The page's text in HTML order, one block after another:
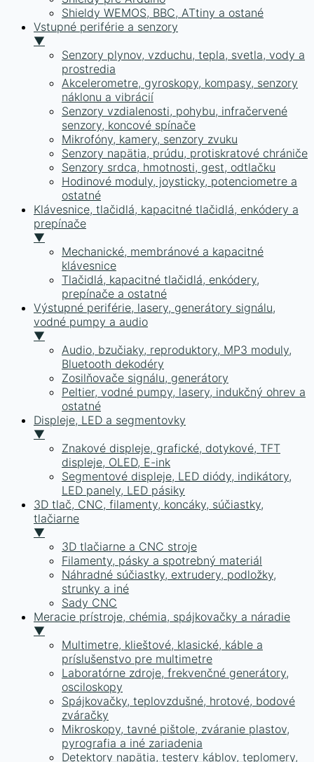
Shieldy WEMOS, BBC, ATtiny a ostané
Vstupné periférie a senzory
▼
Senzory plynov, vzduchu, tepla, svetla, vody a
prostredia
Akcelerometre, gyroskopy, kompasy, senzory
náklonu a vibrácií
Senzory vzdialenosti, pohybu, infračervené
senzory, koncové spínače
Mikrofóny, kamery, senzory zvuku
Senzory napätia, prúdu, protiskratové chrániče
Senzory srdca, hmotnosti, gest, odtlačku
Hodinové moduly, joysticky, potenciometre a
ostatné
Klávesnice, tlačidlá, kapacitné tlačidlá, enkódery a
prepínače
▼
Mechanické, membránové a kapacitné
klávesnice
Tlačidlá, kapacitné tlačidlá, enkódery,
prepínače a ostatné
Výstupné periférie, lasery, generátory signálu,
vodné pumpy a audio
▼
Audio, bzučiaky, reproduktory, MP3 moduly,
Bluetooth dekodéry
Zosilňovače signálu, generátory
Peltier, vodné pumpy, lasery, indukčný ohrev a
ostatné
Displeje, LED a segmentovky
▼
Znakové displeje, grafické, dotykové, TFT
displeje, OLED, E-ink
Segmentové displeje, LED diódy, indikátory,
LED panely, LED pásiky
3D tlač, CNC, filamenty, koncáky, súčiastky,
tlačiarne
▼
3D tlačiarne a CNC stroje
Filamenty, pásky a spotrebný materiál
Náhradné súčiastky, extrudery, podložky,
strunky a iné
Sady CNC
Meracie prístroje, chémia, spájkovačky a náradie
▼
Multimetre, klieštové, klasické, káble a
príslušenstvo pre multimetre
Laboratórne zdroje, frekvenčné generátory,
osciloskopy
Spájkovačky, teplovzdušné, hrotové, bodové
zváračky
Mikroskopy, tavné pištole, zváranie plastov,
pyrografia a iné zariadenia
Detektory napätia, testery káblov, teplomery,